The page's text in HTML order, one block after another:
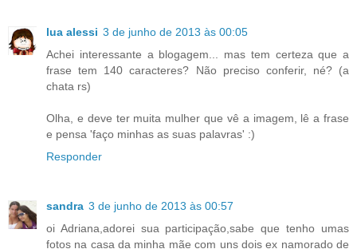
lua alessi 3 de junho de 2013 às 00:05
Achei interessante a blogagem... mas tem certeza que a
frase tem 140 caracteres? Não preciso conferir, né? (a
chata rs)
Olha, e deve ter muita mulher que vê a imagem, lê a frase
e pensa 'faço minhas as suas palavras' :)
Responder
sandra 3 de junho de 2013 às 00:57
oi Adriana,adorei sua participação,sabe que tenho umas
fotos na casa da minha mãe com uns dois ex namorado de